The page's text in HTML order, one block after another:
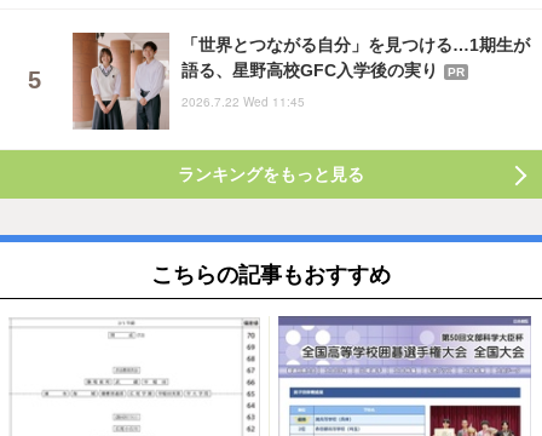
「世界とつながる自分」を見つける…1期生が
語る、星野高校GFC入学後の実り
PR
2026.7.22 Wed 11:45
ランキングをもっと見る
こちらの記事もおすすめ